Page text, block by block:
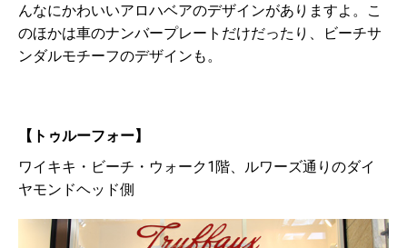
んなにかわいいアロハベアのデザインがありますよ。こ
のほかは車のナンバープレートだけだったり、ビーチサ
ンダルモチーフのデザインも。
【 トゥルーフォー】
ワイキキ・ビーチ・ウォーク1階、ルワーズ通りのダイ
ヤモンドヘッド側